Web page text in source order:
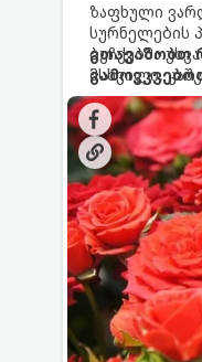
ზაფხული
სურნელების
ბუჩქებმა
მსხვილი,
რეგულარული
სჭირდებათ.
გამოიყენება
გთავაზობთ
საუკეთესო